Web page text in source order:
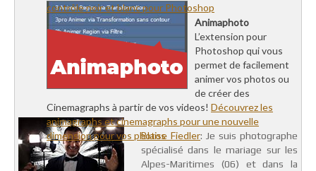
contrôle noir et blanc pour Photoshop
Animaphoto
L’extension pour
Photoshop qui vous
permet de facilement
animer vos photos ou
de créer des
Cinemagraphs à partir de vos videos! Découvrez les
animagraphs et cinemagraphs pour une nouvelle
dimension pour vos photosBlaise Fiedler: Je suis photographe
spécialisé dans le mariage sur les
Alpes-Maritimes (06) et dans la